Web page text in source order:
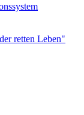
retten Leben"